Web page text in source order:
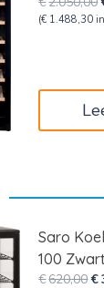
(€ 1.488,30
Saro
100 Zwart
€620,00 €